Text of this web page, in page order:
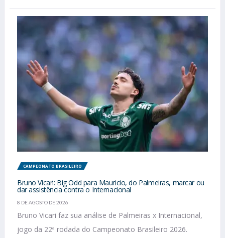
CAMPEONATO BRASILEIRO
Bruno Vicari: Big Odd para Mauricio, do Palmeiras, marcar ou
dar assistência contra o Internacional
8 DE AGOSTO DE 2026
Bruno Vicari faz sua análise de Palmeiras x Internacional,
jogo da 22ª rodada do Campeonato Brasileiro 2026.